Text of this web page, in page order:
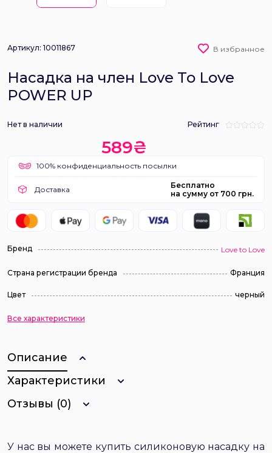
Артикул: 10011867 В избранное
Насадка на член Love To Love
POWER UP
Нет в наличии Рейтинг
589₴
100% конфиденциальность посылки
Доставка
Бесплатно
на сумму от 700 грн.
Бренд Love to Love
Страна регистрации бренда Франция
Цвет черный
Все характеристики
Описание
Характеристики
Отзывы (0)
У нас вы можете купить силиконовую насадку на